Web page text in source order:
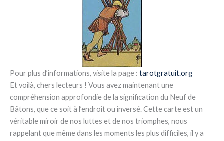
Pour plus d’informations, visite la page : tarotgratuit.org
Et voilà, chers lecteurs ! Vous avez maintenant une
compréhension approfondie de la signification du Neuf de
Bâtons, que ce soit à l’endroit ou inversé. Cette carte est un
véritable miroir de nos luttes et de nos triomphes, nous
rappelant que même dans les moments les plus difficiles, il y a